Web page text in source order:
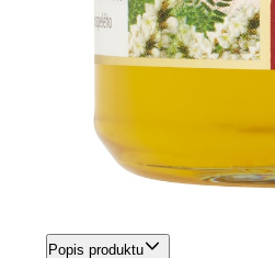
Popis produktu